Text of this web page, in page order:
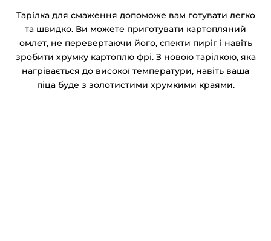
Тарілка для смаження допоможе вам готувати легко
та швидко. Ви можете приготувати картопляний
омлет, не перевертаючи його, спекти пиріг і навіть
зробити хрумку картоплю фрі. З новою тарілкою, яка
нагрівається до високої температури, навіть ваша
піца буде з золотистими хрумкими краями.